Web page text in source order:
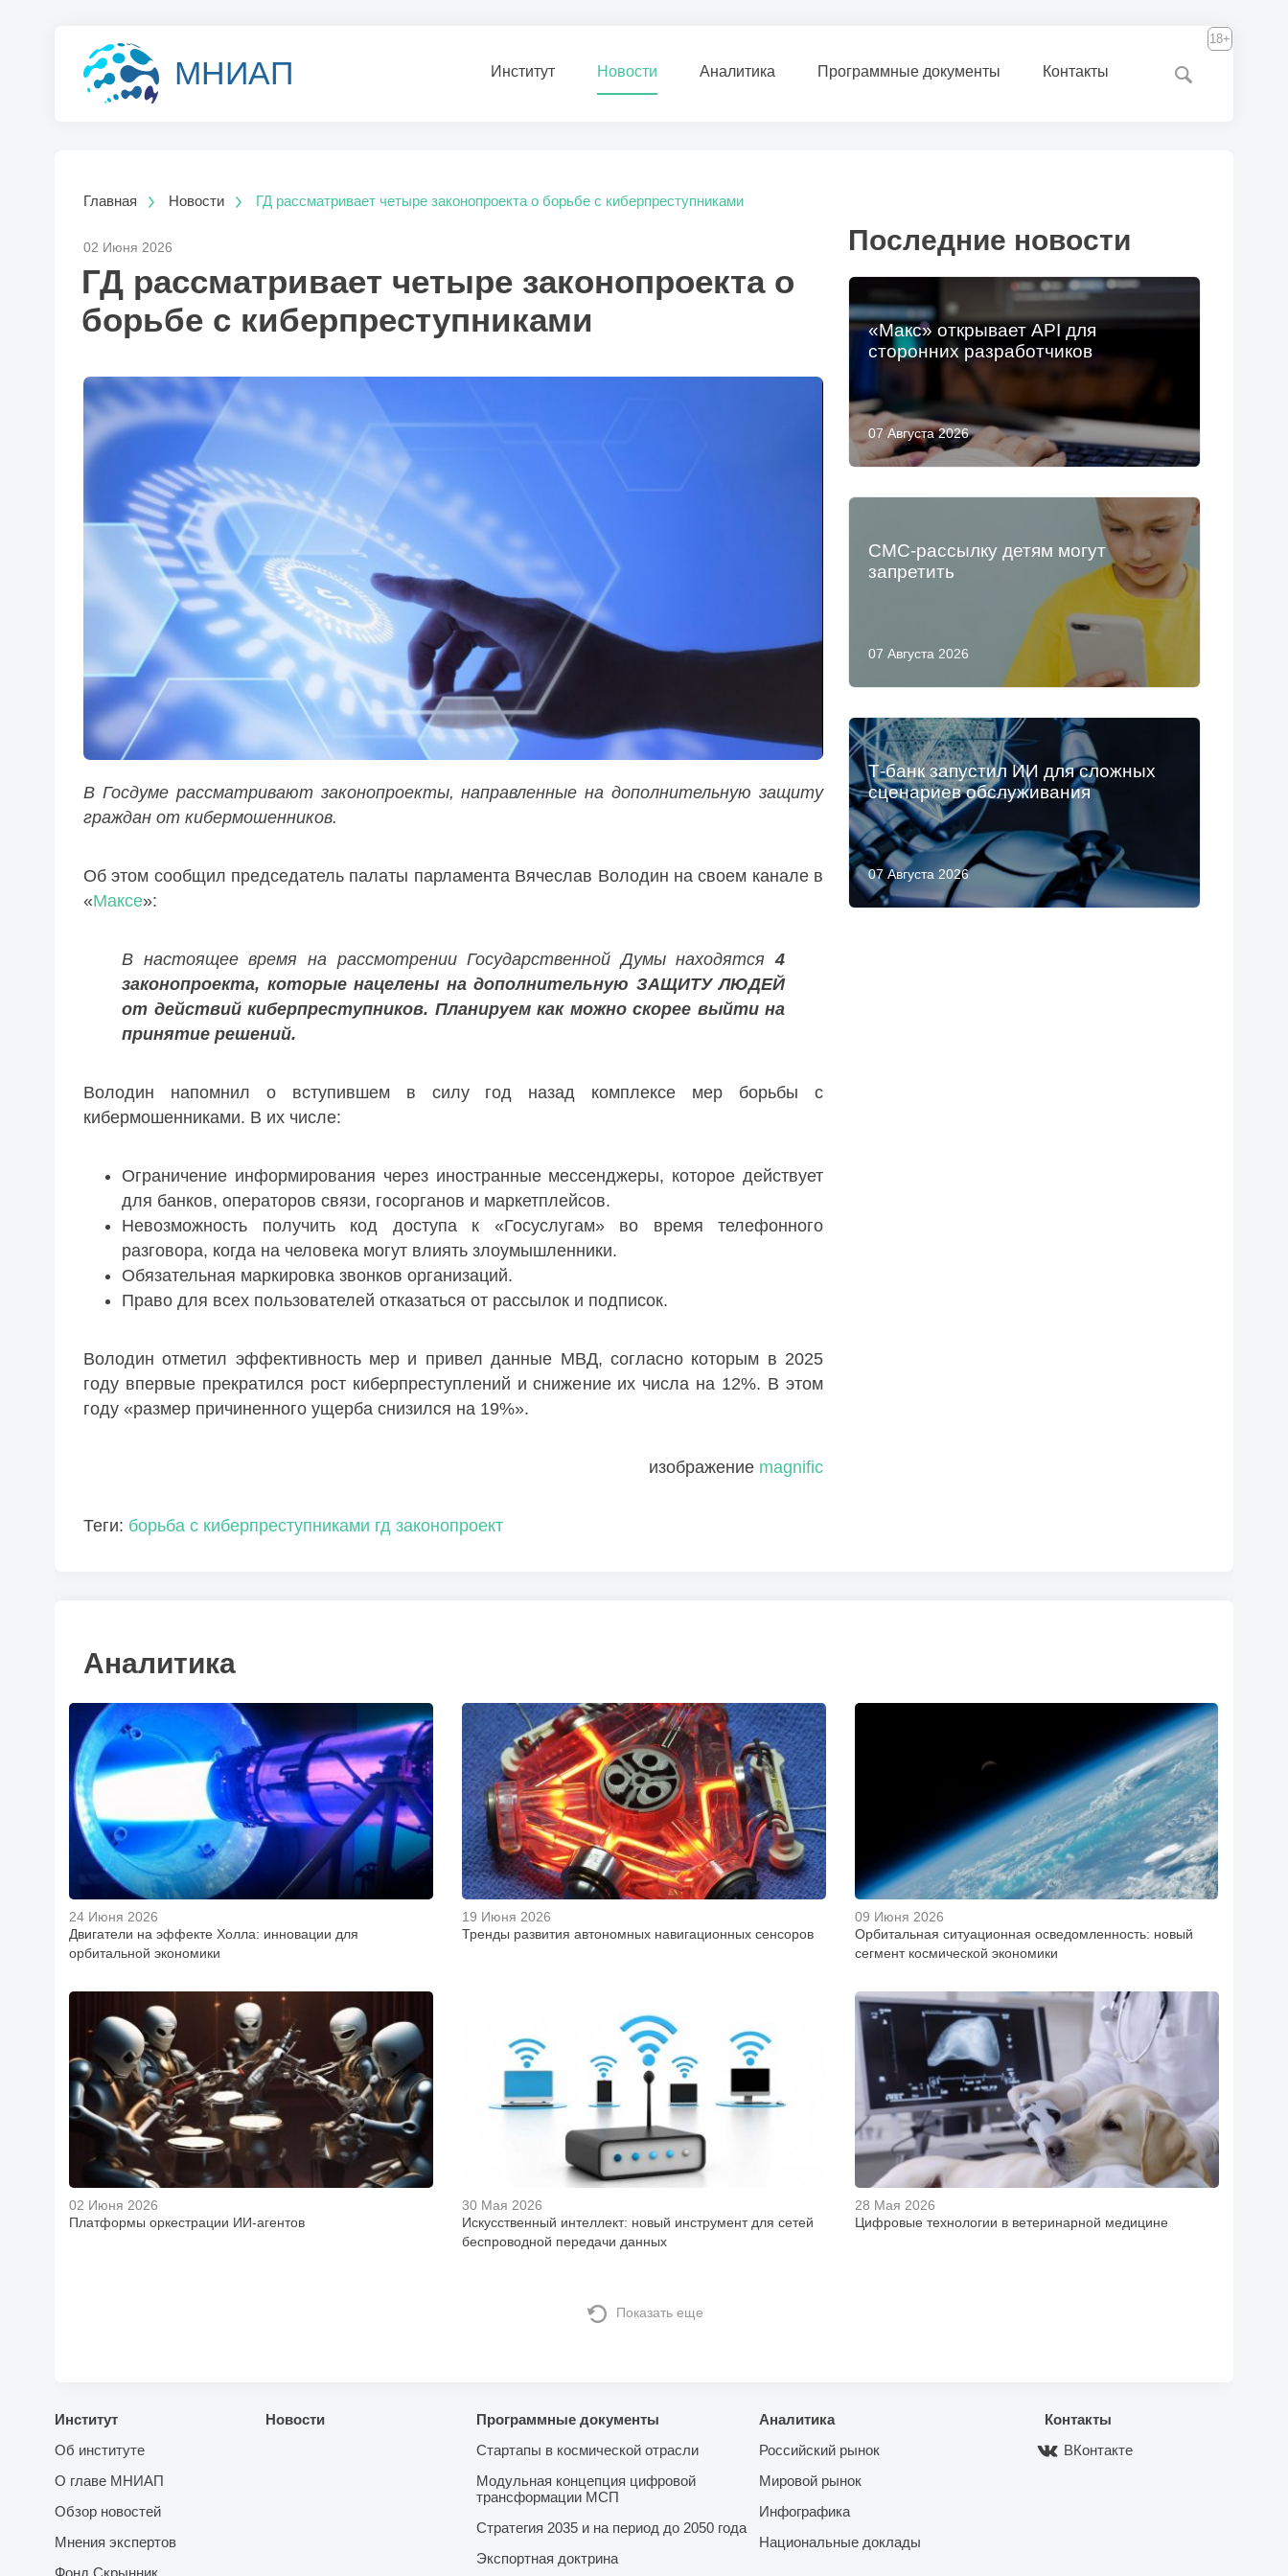
МНИАП Институт Новости Аналитика Программные документы Контакты
18+
Главная Новости ГД рассматривает четыре законопроекта о борьбе с киберпреступниками
02 Июня 2026
ГД рассматривает четыре законопроекта о
борьбе с киберпреступниками
В Госдуме рассматривают законопроекты, направленные на дополнительную защиту
граждан от кибермошенников.
Об этом сообщил председатель палаты парламента Вячеслав Володин на своем канале в
«Максе»:
В настоящее время на рассмотрении Государственной Думы находятся4
законопроекта, которые нацелены на дополнительную ЗАЩИТУ ЛЮДЕЙ
от действий киберпреступников. Планируем как можно скорее выйти на
принятие решений.
Володин напомнил о вступившем в силу год назад комплексе мер борьбы с
кибермошенниками. В их числе:
Ограничение информирования через иностранные мессенджеры, которое действует
для банков, операторов связи, госорганов и маркетплейсов.
Невозможность получить код доступа к «Госуслугам» во время телефонного
разговора, когда на человека могут влиять злоумышленники.
Обязательная маркировка звонков организаций.
Право для всех пользователей отказаться от рассылок и подписок.
Володин отметил эффективность мер и привел данные МВД, согласно которым в 2025
году впервые прекратился рост киберпреступлений и снижение их числа на 12%. В этом
году «размер причиненного ущерба снизился на 19%».
изображение magnific
Теги: борьба с киберпреступниками гд законопроект
Последние новости
07 Августа 2026
«Макс» открывает API для
сторонних разработчиков
07 Августа 2026
СМС-рассылку детям могут
запретить
07 Августа 2026
Т-банк запустил ИИ для сложных
сценариев обслуживания
Аналитика
24 Июня 2026
Двигатели на эффекте Холла: инновации для
орбитальной экономики
19 Июня 2026
Тренды развития автономных навигационных сенсоров
09 Июня 2026
Орбитальная ситуационная осведомленность: новый
сегмент космической экономики
02 Июня 2026
Платформы оркестрации ИИ-агентов
30 Мая 2026
Искусственный интеллект: новый инструмент для сетей
беспроводной передачи данных
28 Мая 2026
Цифровые технологии в ветеринарной медицине
Показать еще
Институт
Об институте
О главе МНИАП
Обзор новостей
Мнения экспертов
Новости
Программные документы
Стартапы в космической отрасли
Модульная концепция цифровой
трансформации МСП
Стратегия 2035 и на период до 2050 года
Экспортная доктрина
Аналитика
Российский рынок
Мировой рынок
Инфографика
Национальные доклады
Контакты
ВКонтакте